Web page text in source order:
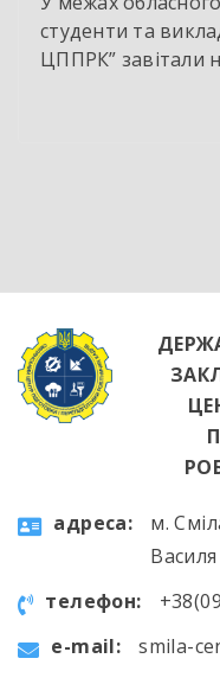
студенти та
ЦППРК” завітали
НВК “Лідер”.
aдресa:
м.
телефон:
e-mail:
smila-